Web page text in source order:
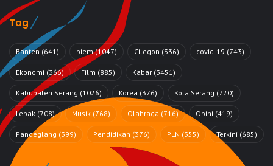
Tag
Banten (641) biem(1047) Cilegon (336) covid-19 (743)
Ekonomi (366) Film (885) Kabar (3451)
Kabupaten Serang (1026) Korea (376) Kota Serang (720)
Lebak (708) Musik (768) Olahraga (716) Opini (419)
Pandeglang (399) Pendidikan (376) PLN (355) Terkini (685)